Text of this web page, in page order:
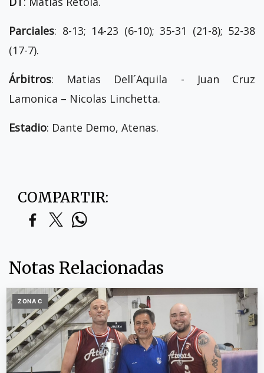
Parciales: 8-13; 14-23 (6-10); 35-31 (21-8); 52-38
(17-7).
Árbitros: Matias Dell´Aquila - Juan Cruz
Lamonica – Nicolas Linchetta.
Estadio: Dante Demo, Atenas.
COMPARTIR:
Notas Relacionadas
ZONA C